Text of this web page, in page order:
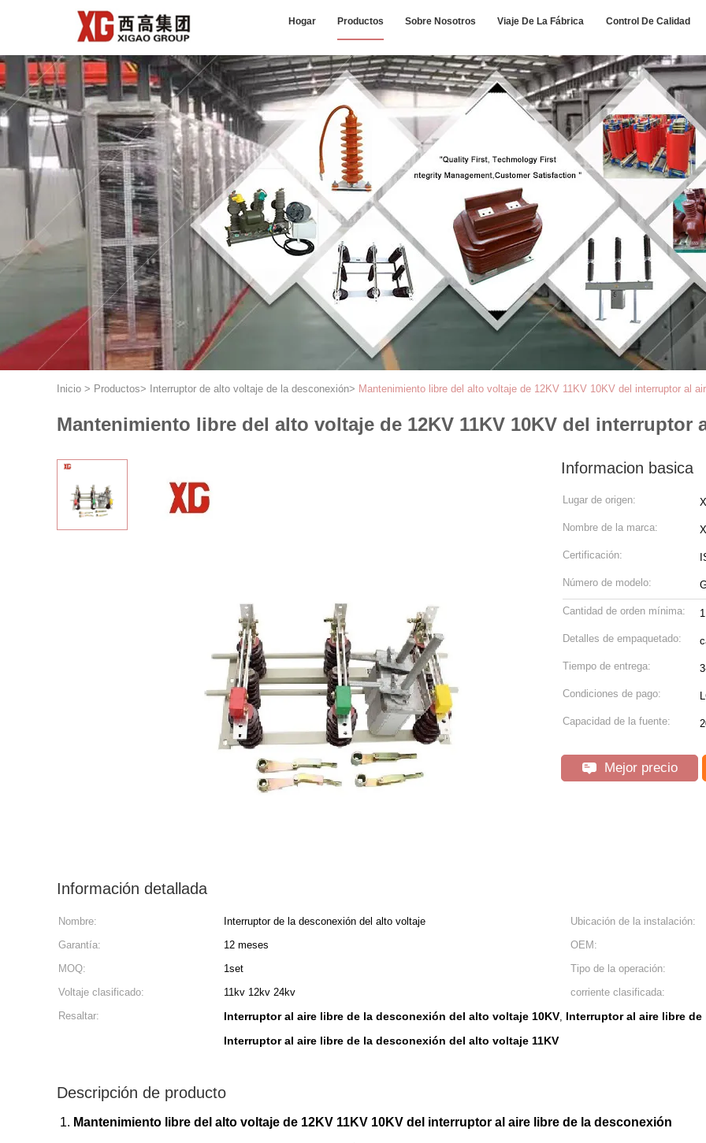
Hogar Productos Sobre Nosotros Viaje De La Fábrica Control De Calidad
Inicio > Productos> Interruptor de alto voltaje de la desconexión> Mantenimiento libre del alto voltaje de 12KV 11KV 10KV del interruptor al
Mantenimiento libre del alto voltaje de 12KV 11KV 10KV del interruptor
Informacion basica
Lugar de origen:
Nombre de la marca:
Certificación:
Número de modelo:
Cantidad de orden mínima:
Detalles de empaquetado:
Tiempo de entrega:
Condiciones de pago:
Capacidad de la fuente:
Mejor precio
Información detallada
Nombre: Interruptor de la desconexión del alto voltaje
Ubicación de la instalación:
Garantía:
12 meses
OEM:
MOQ:
1set
Tipo de la operación:
Voltaje clasificado:
11kv 12kv 24kv
corriente clasificada:
Resaltar:
Interruptor al aire libre de la desconexión del alto voltaje 10KV, Interruptor al aire libre
Interruptor al aire libre de la desconexión del alto voltaje 11KV
Descripción de producto
1. Mantenimiento libre del alto voltaje de 12KV 11KV 10KV del interruptor al aire libre de la desconexión